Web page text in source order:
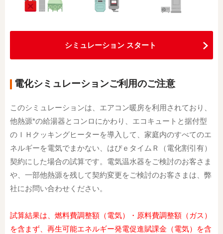
シミュレーション スタート
電化シミュレーションご利用のご注意
このシミュレーションは、エアコン暖房を利用されており、
他熱源*の給湯器とコンロにかわり、エコキュートと据付型
のＩＨクッキングヒーターを導入して、家庭内のすべてのエ
ネルギーを電気でまかない、はぴｅタイムＲ（電化割引有）
契約にした場合の試算です。電気温水器をご検討のお客さま
や、一部他熱源を残して契約変更をご検討のお客さまは、弊
社にお問い合わせください。
試算結果は、燃料費調整額（電気）・原料費調整額（ガス）
を含まず、再生可能エネルギー発電促進賦課金（電気）を含